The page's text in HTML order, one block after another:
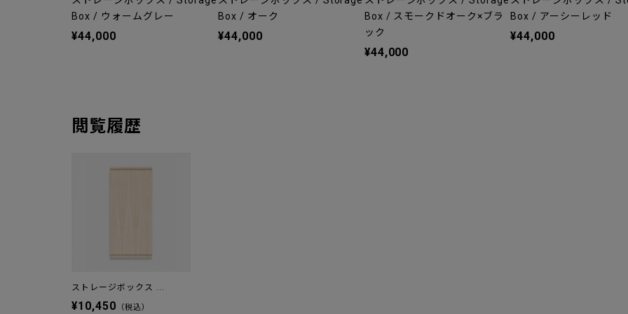
Box / ウォームグレー
¥44,000
Box / オーク
¥44,000
Box / スモークドオーク×ブラ
ック
¥44,000
Box / アーシーレッド
¥44,000
閲覧履歴
ストレージボックス ...
¥10,450 （税込）